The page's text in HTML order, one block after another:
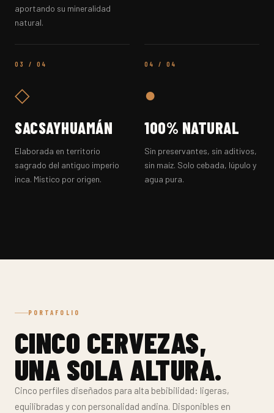
aportando su mineralidad
natural.
03 / 04
◇
SACSAYHUAMÁN
Elaborada en territorio
sagrado del antiguo imperio
inca. Místico por origen.
04 / 04
●
100% NATURAL
Sin preservantes, sin aditivos,
sin maíz. Solo cebada, lúpulo y
agua pura.
PORTAFOLIO
CINCO CERVEZAS,
UNA SOLA ALTURA.
Cinco perfiles diseñados para alta bebibilidad: ligeras,
equilibradas y con personalidad andina. Disponibles en